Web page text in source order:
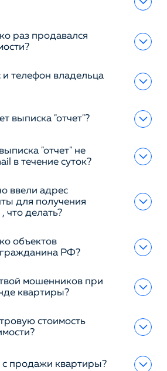
раз продавался
и телефон владельца
выписка "отчет"?
"отчет" не
в течение суток?
ввели адрес
для получения
что делать?
объектов
РФ?
мошенников при
квартиры?
стоимость
с продажи квартиры?